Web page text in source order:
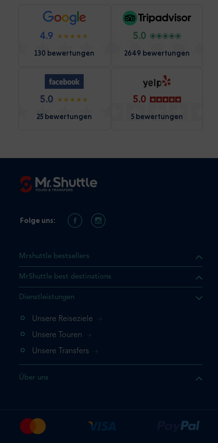
4.9
130 bewertungen
5.0
2649 bewertungen
5.0
25 bewertungen
5.0
5 bewertungen
dass sich das Produkt, das
Warenkorb befindet.
einmal hinzufügen
ein weiteres Mal
Mrshuttle bestsellers
MrShuttle best destinations
Dienstleistungen
Unsere Reiseziele
Unsere Touren
Unsere Transfers
Über uns
Folge uns: